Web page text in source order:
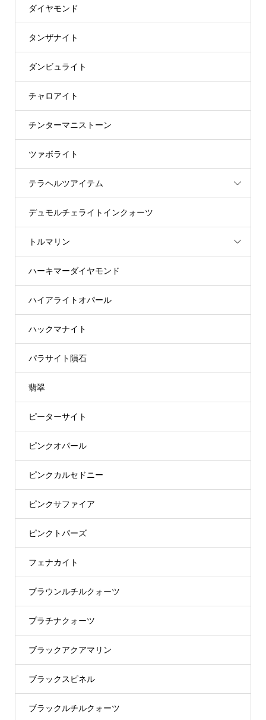
ダイヤモンド
タンザナイト
ダンビュライト
チャロアイト
チンターマニストーン
ツァボライト
テラヘルツアイテム
デュモルチェライトインクォーツ
トルマリン
ハーキマーダイヤモンド
ハイアライトオパール
ハックマナイト
パラサイト隕石
翡翠
ピーターサイト
ピンクオパール
ピンクカルセドニー
ピンクサファイア
ピンクトパーズ
フェナカイト
ブラウンルチルクォーツ
プラチナクォーツ
ブラックアクアマリン
ブラックスピネル
ブラックルチルクォーツ